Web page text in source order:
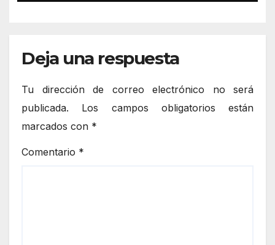
Deja una respuesta
Tu dirección de correo electrónico no será
publicada.
Los campos obligatorios están
marcados con *
Comentario *